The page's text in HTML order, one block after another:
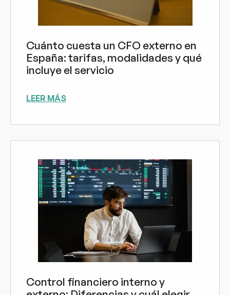
Cuánto cuesta un CFO externo en
España: tarifas, modalidades y qué
incluye el servicio
LEER MÁS
Control financiero interno y